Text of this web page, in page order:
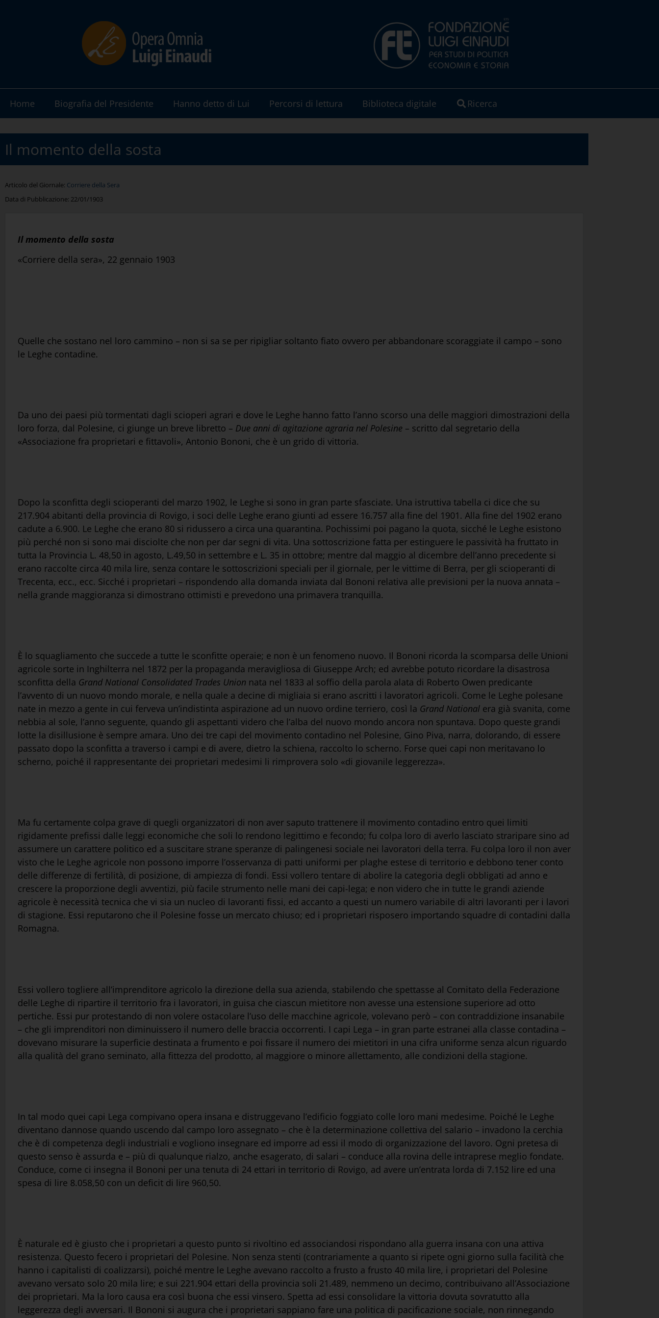
Home Biografia del Presidente Hanno detto di Lui Percorsi di lettura Biblioteca digitale Ricerca
Il momento della sosta
Articolo del Giornale: Corriere della Sera
Data di Pubblicazione: 22/01/1903
Il momento della sosta
«Corriere della sera», 22 gennaio 1903
Quelle che sostano nel loro cammino – non si sa se per ripigliar soltanto fiato ovvero per abbandonare scoraggiate il campo – sono
le Leghe contadine.
Da uno dei paesi più tormentati dagli scioperi agrari e dove le Leghe hanno fatto l’anno scorso una delle maggiori dimostrazioni della
loro forza, dal Polesine, ci giunge un breve libretto – Due anni di agitazione agraria nel Polesine – scritto dal segretario della
«Associazione fra proprietari e fittavoli», Antonio Bononi, che è un grido di vittoria.
Dopo la sconfitta degli scioperanti del marzo 1902, le Leghe si sono in gran parte sfasciate. Una istruttiva tabella ci dice che su
217.904 abitanti della provincia di Rovigo, i soci delle Leghe erano giunti ad essere 16.757 alla fine del 1901. Alla fine del 1902 erano
cadute a 6.900. Le Leghe che erano 80 si ridussero a circa una quarantina. Pochissimi poi pagano la quota, sicché le Leghe esistono
più perché non si sono mai disciolte che non per dar segni di vita. Una sottoscrizione fatta per estinguere le passività ha fruttato in
tutta la Provincia L. 48,50 in agosto, L.49,50 in settembre e L. 35 in ottobre; mentre dal maggio al dicembre dell’anno precedente si
erano raccolte circa 40 mila lire, senza contare le sottoscrizioni speciali per il giornale, per le vittime di Berra, per gli scioperanti di
Trecenta, ecc., ecc. Sicché i proprietari – rispondendo alla domanda inviata dal Bononi relativa alle previsioni per la nuova annata –
nella grande maggioranza si dimostrano ottimisti e prevedono una primavera tranquilla.
È lo squagliamento che succede a tutte le sconfitte operaie; e non è un fenomeno nuovo. Il Bononi ricorda la scomparsa delle Unioni
agricole sorte in Inghilterra nel 1872 per la propaganda meravigliosa di Giuseppe Arch; ed avrebbe potuto ricordare la disastrosa
sconfitta della Grand National Consolidated Trades Union nata nel 1833 al soffio della parola alata di Roberto Owen predicante
l’avvento di un nuovo mondo morale, e nella quale a decine di migliaia si erano ascritti i lavoratori agricoli. Come le Leghe polesane
nate in mezzo a gente in cui ferveva un’indistinta aspirazione ad un nuovo ordine terriero, così la Grand National era già svanita, come
nebbia al sole, l’anno seguente, quando gli aspettanti videro che l’alba del nuovo mondo ancora non spuntava. Dopo queste grandi
lotte la disillusione è sempre amara. Uno dei tre capi del movimento contadino nel Polesine, Gino Piva, narra, dolorando, di essere
passato dopo la sconfitta a traverso i campi e di avere, dietro la schiena, raccolto lo scherno. Forse quei capi non meritavano lo
scherno, poiché il rappresentante dei proprietari medesimi li rimprovera solo «di giovanile leggerezza».
Ma fu certamente colpa grave di quegli organizzatori di non aver saputo trattenere il movimento contadino entro quei limiti
rigidamente prefissi dalle leggi economiche che soli lo rendono legittimo e fecondo; fu colpa loro di averlo lasciato straripare sino ad
assumere un carattere politico ed a suscitare strane speranze di palingenesi sociale nei lavoratori della terra. Fu colpa loro il non aver
visto che le Leghe agricole non possono imporre l’osservanza di patti uniformi per plaghe estese di territorio e debbono tener conto
delle differenze di fertilità, di posizione, di ampiezza di fondi. Essi vollero tentare di abolire la categoria degli obbligati ad anno e
crescere la proporzione degli avventizi, più facile strumento nelle mani dei capi-lega; e non videro che in tutte le grandi aziende
agricole è necessità tecnica che vi sia un nucleo di lavoranti fissi, ed accanto a questi un numero variabile di altri lavoranti per i lavori
di stagione. Essi reputarono che il Polesine fosse un mercato chiuso; ed i proprietari risposero importando squadre di contadini dalla
Romagna.
Essi vollero togliere all’imprenditore agricolo la direzione della sua azienda, stabilendo che spettasse al Comitato della Federazione
delle Leghe di ripartire il territorio fra i lavoratori, in guisa che ciascun mietitore non avesse una estensione superiore ad otto
pertiche. Essi pur protestando di non volere ostacolare l’uso delle macchine agricole, volevano però – con contraddizione insanabile
– che gli imprenditori non diminuissero il numero delle braccia occorrenti. I capi Lega – in gran parte estranei alla classe contadina –
dovevano misurare la superficie destinata a frumento e poi fissare il numero dei mietitori in una cifra uniforme senza alcun riguardo
alla qualità del grano seminato, alla fittezza del prodotto, al maggiore o minore allettamento, alle condizioni della stagione.
In tal modo quei capi Lega compivano opera insana e distruggevano l’edificio foggiato colle loro mani medesime. Poiché le Leghe
diventano dannose quando uscendo dal campo loro assegnato – che è la determinazione collettiva del salario – invadono la cerchia
che è di competenza degli industriali e vogliono insegnare ed imporre ad essi il modo di organizzazione del lavoro. Ogni pretesa di
questo senso è assurda e – più di qualunque rialzo, anche esagerato, di salari – conduce alla rovina delle intraprese meglio fondate.
Conduce, come ci insegna il Bononi per una tenuta di 24 ettari in territorio di Rovigo, ad avere un’entrata lorda di 7.152 lire ed una
spesa di lire 8.058,50 con un deficit di lire 960,50.
È naturale ed è giusto che i proprietari a questo punto si rivoltino ed associandosi rispondano alla guerra insana con una attiva
resistenza. Questo fecero i proprietari del Polesine. Non senza stenti (contrariamente a quanto si ripete ogni giorno sulla facilità che
hanno i capitalisti di coalizzarsi), poiché mentre le Leghe avevano raccolto a frusto a frusto 40 mila lire, i proprietari del Polesine
avevano versato solo 20 mila lire; e sui 221.904 ettari della provincia soli 21.489, nemmeno un decimo, contribuivano all’Associazione
dei proprietari. Ma la loro causa era così buona che essi vinsero. Spetta ad essi consolidare la vittoria dovuta sovratutto alla
leggerezza degli avversari. Il Bononi si augura che i proprietari sappiano fare una politica di pacificazione sociale, non rinnegando